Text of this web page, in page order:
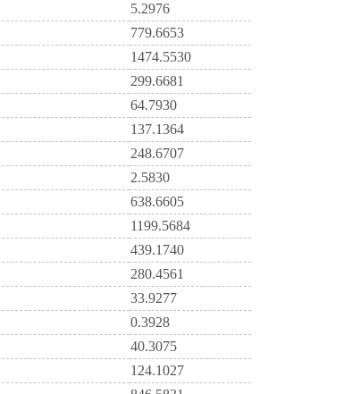
5.2976
779.6653
1474.5530
299.6681
64.7930
137.1364
248.6707
2.5830
638.6605
1199.5684
439.1740
280.4561
33.9277
0.3928
40.3075
124.1027